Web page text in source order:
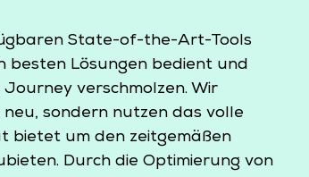
State-of-the-Art-Tools
besten Lösungen bedient und
verschmolzen. Wir
sondern nutzen das volle
bietet um den zeitgemäßen
Durch die Optimierung von